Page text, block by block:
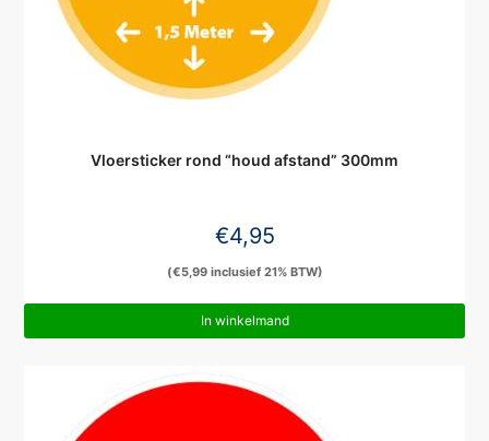
Vloersticker rond “houd afstand” 300mm
€4,95
(€5,99inclusief 21% BTW)
In winkelmand